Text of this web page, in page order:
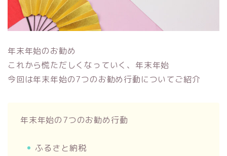
年末年始のお勧め
これから慌ただしくなっていく、年末年始
今回は年末年始の7つのお勧め行動についてご紹介
年末年始の7つのお勧め行動
ふるさと納税